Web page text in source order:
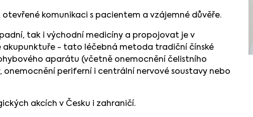
komunikaci s pacientem a vzájemné důvěře.
tak i východní medicíny a propojovat je v
akupunktuře - tato léčebná metoda tradiční čínské
aparátu (včetně onemocnění čelistního
onemocnění periferní i centrální nervové soustavy nebo
akcích v Česku i zahraničí.